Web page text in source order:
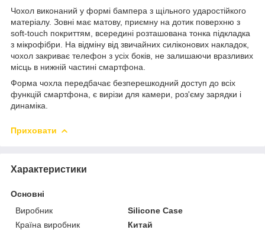
Чохол виконаний у формі бампера з щільного ударостійкого
матеріалу. Зовні має матову, приємну на дотик поверхню з
soft-touch покриттям, всередині розташована тонка підкладка
з мікрофібри. На відміну від звичайних силіконових накладок,
чохол закриває телефон з усіх боків, не залишаючи вразливих
місць в нижній частині смартфона.
Форма чохла передбачає безперешкодний доступ до всіх
функцій смартфона, є вирізи для камери, роз'єму зарядки і
динаміка.
Приховати
Характеристики
Основні
Виробник
Silicone Case
Країна виробник
Китай